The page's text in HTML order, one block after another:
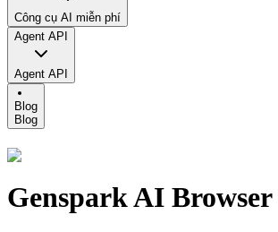
Công cụ AI miễn phí
Agent API
Agent API
Blog
Blog
Genspark AI Browser